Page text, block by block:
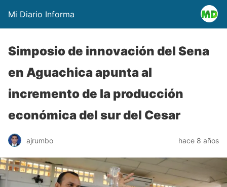
Mi Diario Informa
Simposio de innovación del Sena
en Aguachica apunta al
incremento de la producción
económica del sur del Cesar
ajrumbo hace 8 años